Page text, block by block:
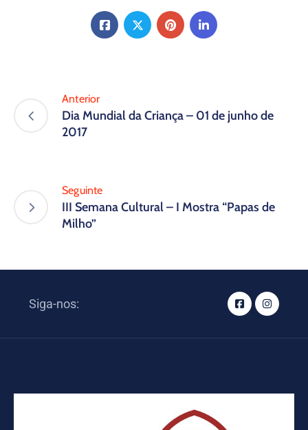
Anterior
Dia Mundial da Criança – 01 de junho de
2017
Seguinte
III Semana Cultural – I Mostra “Papas de
Milho”
Siga-nos: